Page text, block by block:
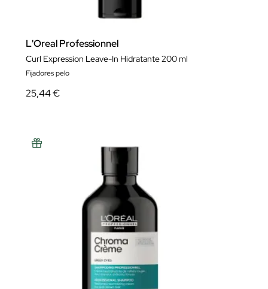
L'Oreal Professionnel
Curl Expression Leave-In Hidratante 200 ml
Fijadores pelo
25,44 €